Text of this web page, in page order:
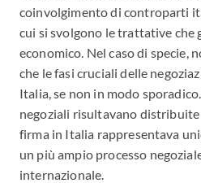
coinvolgimento di controparti
cui si svolgono le trattative che
economico. Nel caso di specie,
che le fasi cruciali delle
Italia, se non in modo
negoziali risultavano
firma in Italia rappresentava
un più ampio processo
internazionale.